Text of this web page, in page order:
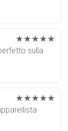
★★★★★
sulla
★★★★★